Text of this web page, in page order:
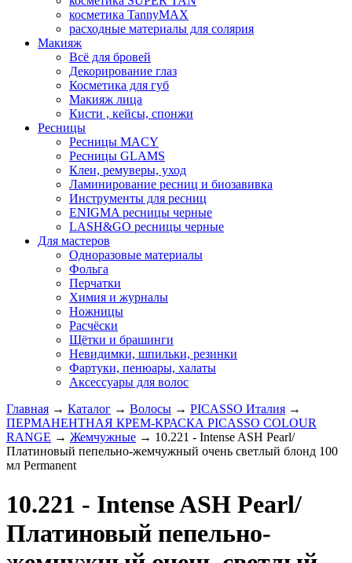
косметика TannyMAX
расходные материалы для солярия
Макияж
Всё для бровей
Декорирование глаз
Косметика для губ
Макияж лица
Кисти , кейсы, спонжи
Ресницы
Ресницы MACY
Ресницы GLAMS
Клеи, ремуверы, уход
Ламинирование ресниц и биозавивка
Инструменты для ресниц
ENIGMA ресницы черные
LASH&GO ресницы черные
Для мастеров
Одноразовые материалы
Фольга
Перчатки
Химия и журналы
Ножницы
Расчёски
Щётки и брашинги
Невидимки, шпильки, резинки
Фартуки, пенюары, халаты
Аксессуары для волос
Главная → Каталог → Волосы → PICASSO Италия →
ПЕРМАНЕНТНАЯ КРЕМ-КРАСКА PICASSO COLOUR
RANGE → Жемчужные → 10.221 - Intense ASH Pearl/
Платиновый пепельно-жемчужный очень светлый блонд 100
мл Рermanent
10.221 - Intense ASH Pearl/
Платиновый пепельно-